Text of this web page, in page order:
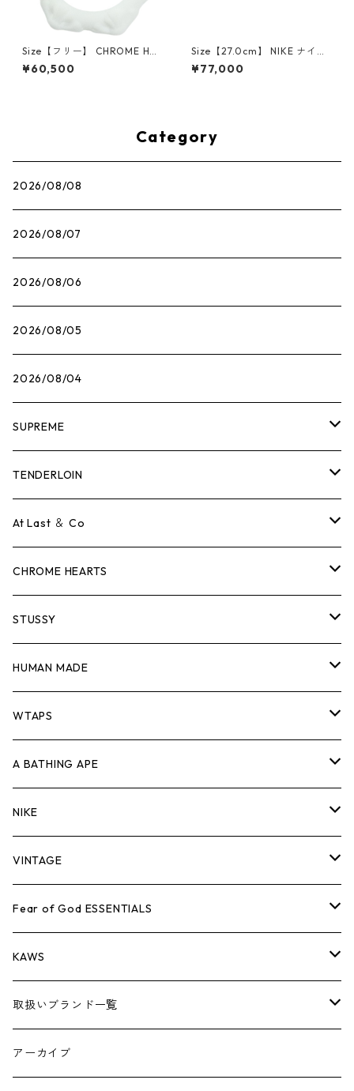
Size【フリー】 CHROME HEA
RTS クロム・ハーツ CH Cross
SINGLE Hoop Earring WHITE
¥60,500
Size【27.0cm】 NIKE ナイキ
×Travis Scott AIR JORDAN 1
LOW OG SP Muslin/Shy Pink
¥77,000
Category
2026/08/08
2026/08/07
2026/08/06
2026/08/05
2026/08/04
SUPREME
Tシャツ
ロンTEE
スウェット/ニット
シャツ
ジャケット
パンツ
キャップ・ハット
バッグ
シューズ
小物
コラボレーション
×THE NORTH FACE
×COMME des GARCONS
シーズンアイテム
26SS
BOX LOGOアイテム
TENDERLOIN
Tシャツ
ロンTEE
スウェット/ニット
シャツ
ジャケット
パンツ
キャップ・ハット
バッグ
シューズ
小物
At Last ＆ Co
Tシャツ
ロンTEE
スウェット/ニット
シャツ
ジャケット
パンツ
キャップ・ハット
バッグ
シューズ
小物
CHROME HEARTS
Tシャツ
ロンTEE
スウェット/ニット
シャツ
ジャケット
パンツ
キャップ・ハット
バッグ
シューズ
小物
STUSSY
Tシャツ
ロンTEE
スウェット/ニット
シャツ
ジャケット
パンツ
キャップ・ハット
バッグ
シューズ
HUMAN MADE
Tシャツ
ロンT
スウェット/ニット
シャツ
ジャケット
パンツ
キャップ
バッグ
WTAPS
Tシャツ
ロンTEE
スウェット/ニット
シャツ
ジャケット
パンツ
キャップ・ハット
A BATHING APE
Tシャツ
ロンTEE
スウェット/ニット
シャツ
ジャケット
パンツ
NIKE
シューズ
AIR JORDAN 1
AIR JORDAN 3
アパレル・小物
VINTAGE
Tシャツ
ロンTEE
スウェット/ニット
ジャケット
Fear of God ESSENTIALS
Tシャツ
ロンTEE
スウェット/ニット
KAWS
アパレル
小物
取扱いブランド一覧
A
アーカイブ